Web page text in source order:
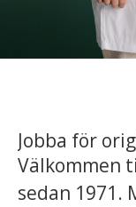
Jobba för
Välkommen
sedan 1971.